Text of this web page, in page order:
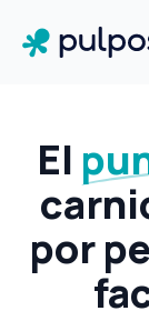
El
por